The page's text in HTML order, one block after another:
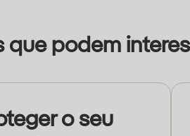
que podem
o seu